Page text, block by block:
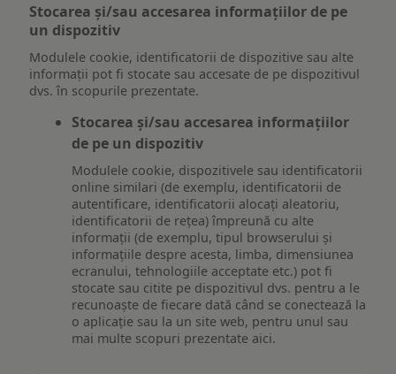
Stocarea și/sau accesarea informațiilor de pe
un dispozitiv
Modulele cookie, identificatorii de dispozitive sau alte
informații pot fi stocate sau accesate de pe dispozitivul
dvs. în scopurile prezentate.
Stocarea și/sau accesarea informațiilor
de pe un dispozitiv
Modulele cookie, dispozitivele sau identificatorii
online similari (de exemplu, identificatorii de
autentificare, identificatorii alocați aleatoriu,
identificatorii de rețea) împreună cu alte
informații (de exemplu, tipul browserului și
informațiile despre acesta, limba, dimensiunea
ecranului, tehnologiile acceptate etc.) pot fi
stocate sau citite pe dispozitivul dvs. pentru a le
recunoaște de fiecare dată când se conectează la
o aplicație sau la un site web, pentru unul sau
mai multe scopuri prezentate aici.